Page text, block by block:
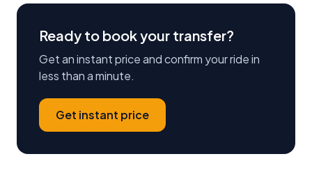
Ready to book your transfer?
Get an instant price and confirm your ride in
less than a minute.
Get instant price